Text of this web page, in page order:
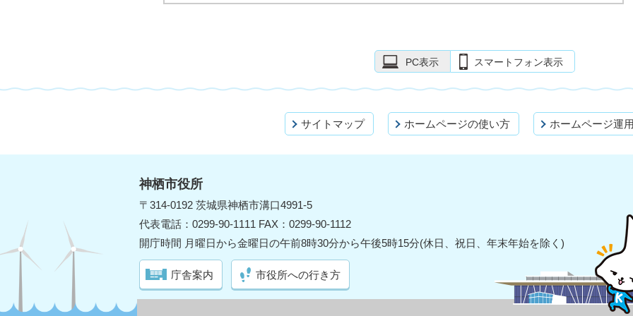
PC表示 スマートフォン表示
サイトマップ ホームページの使い方 ホームページ運
神栖市役所
〒314-0192 茨城県神栖市溝口4991-5
代表電話：0299-90-1111 FAX：0299-90-1112
開庁時間 月曜日から金曜日の午前8時30分から午後5時15分(休日、祝日、年末年始を除く)
庁舎案内 市役所への行き方